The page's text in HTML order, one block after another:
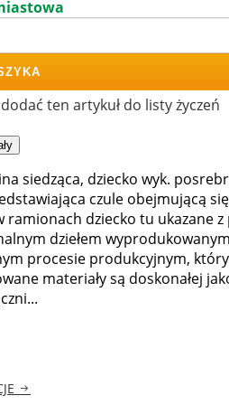
ten artykuł do listy życzeń
siedząca, dziecko wyk.
czule obejmującą
ramionach dziecko tu ukazane
dziełem
procesie produkcyjnym,
materiały są doskonałej